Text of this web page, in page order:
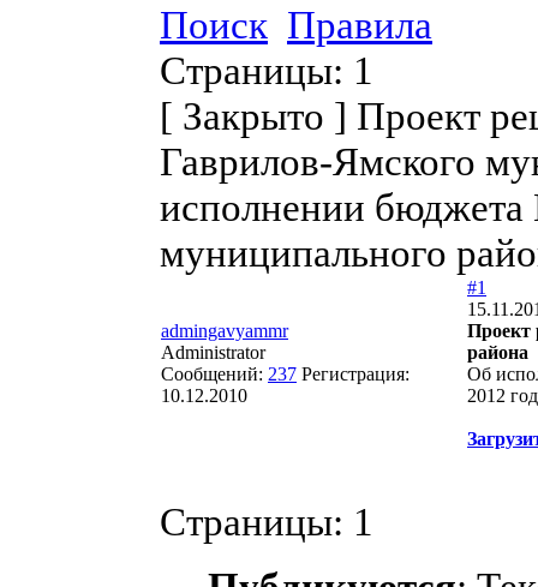
Поиск Правила
Страницы: 1
[ Закрыто ] Проект
Гаврилов-Ямского
исполнении бюджета
муниципального
admingavyammr
Administrator
Сообщений: 237 Регистрация:
10.12.2010
#1
Проект
района
Об
2012
Страницы: 1